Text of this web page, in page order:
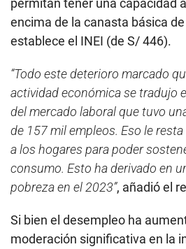
encima de la canasta básica
establece el INEI (de S/ 446).
“Todo este deterioro marcado
actividad económica se tradujo
del mercado laboral que tuvo
de 157 mil empleos. Eso le
a los hogares para poder
consumo. Esto ha derivado en
pobreza en el 2023”, añadió el
Si bien el desempleo ha
moderación significativa en la